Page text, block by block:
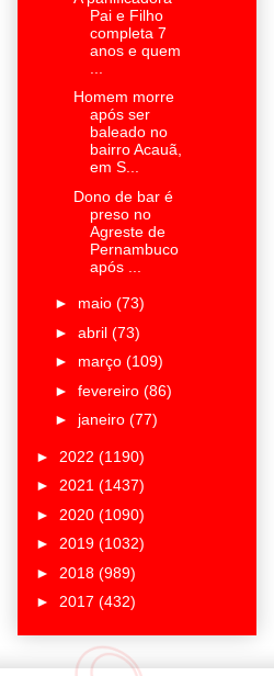
Pai e Filho
completa 7
anos e quem
Homem morre
após ser
baleado no
bairro Acauã,
em S...
Dono de bar é
preso no
Agreste de
Pernambuco
após ...
► maio (73)
► abril (73)
► março (109)
► fevereiro (86)
► janeiro (77)
► 2022 (1190)
► 2021 (1437)
► 2020 (1090)
► 2019 (1032)
► 2018 (989)
► 2017 (432)